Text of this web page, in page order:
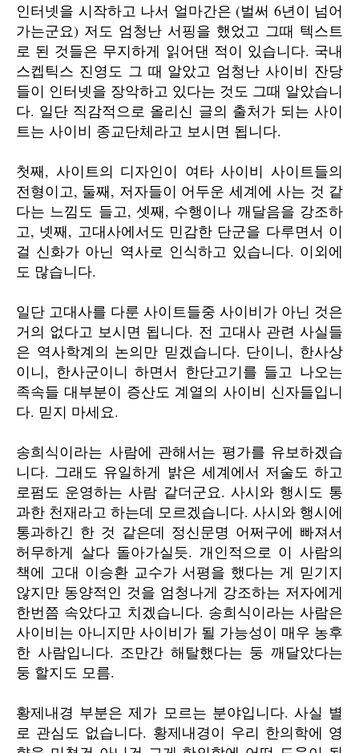
인터넷을 시작하고 나서 얼마간은 (벌써 6년이 넘어
가는군요) 저도 엄청난 서핑을 했었고 그때 텍스트
로 된 것들은 무지하게 읽어댄 적이 있습니다. 국내
스켑틱스 진영도 그 때 알았고 엄청난 사이비 잔당
들이 인터넷을 장악하고 있다는 것도 그때 알았습니
다. 일단 직감적으로 올리신 글의 출처가 되는 사이
트는 사이비 종교단체라고 보시면 됩니다.
첫째, 사이트의 디자인이 여타 사이비 사이트들의
전형이고, 둘째, 저자들이 어두운 세계에 사는 것 같
다는 느낌도 들고, 셋째, 수행이나 깨달음을 강조하
고, 넷째, 고대사에서도 민감한 단군을 다루면서 이
걸 신화가 아닌 역사로 인식하고 있습니다. 이외에
도 많습니다.
일단 고대사를 다룬 사이트들중 사이비가 아닌 것은
거의 없다고 보시면 됩니다. 전 고대사 관련 사실들
은 역사학계의 논의만 믿겠습니다. 단이니, 한사상
이니, 한사군이니 하면서 한단고기를 들고 나오는
족속들 대부분이 증산도 계열의 사이비 신자들입니
다. 믿지 마세요.
송희식이라는 사람에 관해서는 평가를 유보하겠습
니다. 그래도 유일하게 밝은 세계에서 저술도 하고
로펌도 운영하는 사람 같더군요. 사시와 행시도 통
과한 천재라고 하는데 모르겠습니다. 사시와 행시에
통과하긴 한 것 같은데 정신문명 어쩌구에 빠져서
허무하게 살다 돌아가실듯. 개인적으로 이 사람의
책에 고대 이승환 교수가 서평을 했다는 게 믿기지
않지만 동양적인 것을 엄청나게 강조하는 저자에게
한번쯤 속았다고 치겠습니다. 송희식이라는 사람은
사이비는 아니지만 사이비가 될 가능성이 매우 농후
한 사람입니다. 조만간 해탈했다는 둥 깨달았다는
둥 할지도 모름.
황제내경 부분은 제가 모르는 분야입니다. 사실 별
로 관심도 없습니다. 황제내경이 우리 한의학에 영